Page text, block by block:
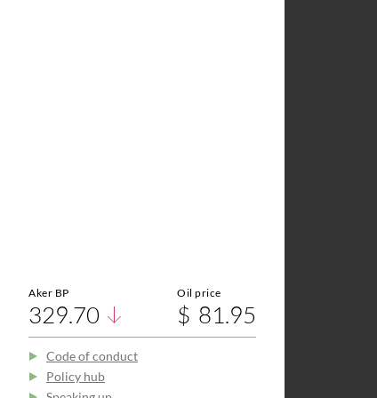
Aker BP
329.70
Oil price
81.95
Code of conduct
Policy hub